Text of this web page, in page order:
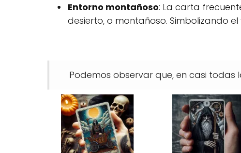
Entorno montañoso: La carta
desierto, o montañoso. Simbolizando
Podemos observar que, en casi todas